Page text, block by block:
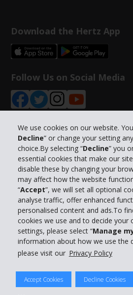
We use cookies on our website.
Decline” or change your setting
choice.By selecting “Decline” you
essential cookies that make our
disable these by changing your
may affect how the website
“Accept”, we will set all optional
analyse traffic, offer enhanced
personalised content and ads.To
cookies we use and to decide your
settings, please select “Manage
information about how we use the
please visit our Privacy Policy
Accept Cookies Decline Cookies
Download the Hertz App
Follow Us on Social Media
Info su Hertz
Business
Customer Service
Prenota con Hertz
© 2026 The Hertz System, Inc.
Privacy Policy | Condizioni di Utilizzo |